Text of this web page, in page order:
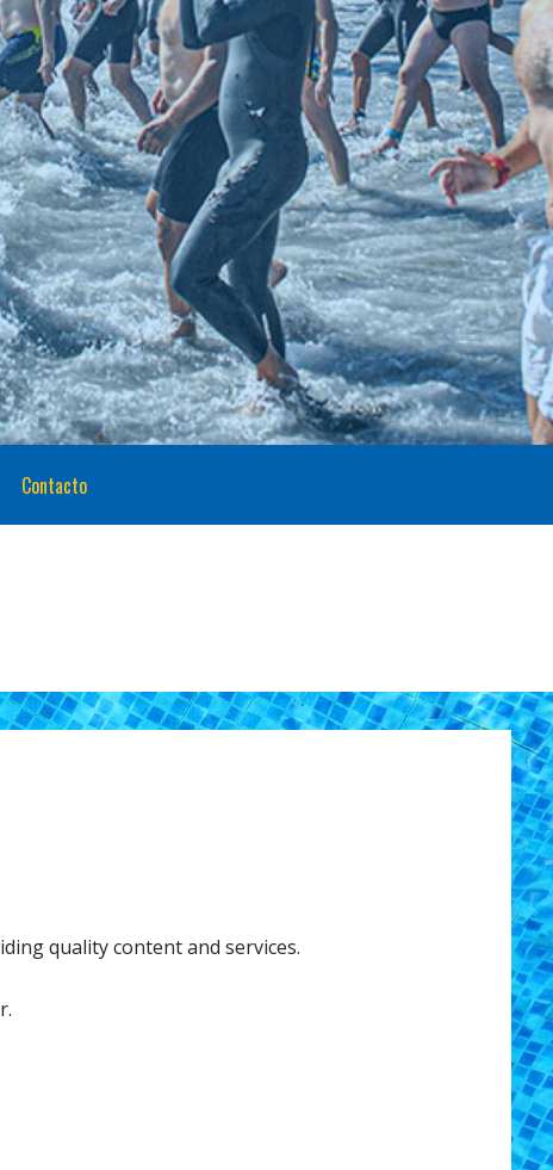
Contacto
quality content and services.